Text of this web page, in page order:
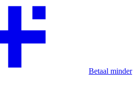
Betaal minder